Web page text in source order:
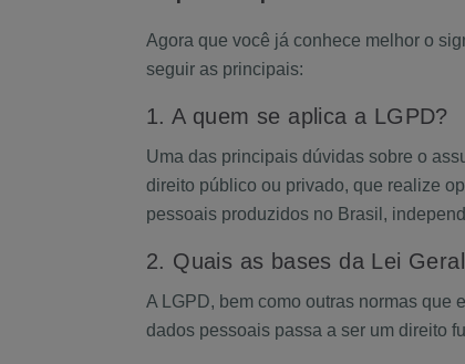
Agora que você já conhece melhor o
seguir as principais:
1. A quem se aplica a LGPD?
Uma das principais dúvidas sobre o
direito público ou privado, que realize
pessoais produzidos no Brasil,
2. Quais as bases da Lei
A LGPD, bem como outras normas que
dados pessoais passa a ser um direito